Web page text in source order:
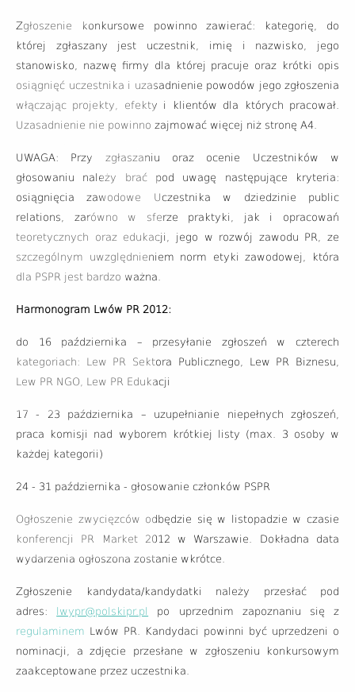
Zgłoszenie konkursowe powinno zawierać: kategorię, do
której zgłaszany jest uczestnik, imię i nazwisko, jego
stanowisko, nazwę firmy dla której pracuje oraz krótki opis
osiągnięć uczestnika i uzasadnienie powodów jego zgłoszenia
włączając projekty, efekty i klientów dla których pracował.
Uzasadnienie nie powinno zajmować więcej niż stronę A4.
UWAGA: Przy zgłaszaniu oraz ocenie Uczestników w
głosowaniu należy brać pod uwagę następujące kryteria:
osiągnięcia zawodowe Uczestnika w dziedzinie public
relations, zarówno w sferze praktyki, jak i opracowań
teoretycznych oraz edukacji, jego w rozwój zawodu PR, ze
szczególnym uwzględnieniem norm etyki zawodowej, która
dla PSPR jest bardzo ważna.
Harmonogram Lwów PR 2012:
do 16 października – przesyłanie zgłoszeń w czterech
kategoriach: Lew PR Sektora Publicznego, Lew PR Biznesu,
Lew PR NGO, Lew PR Edukacji
17 - 23 października – uzupełnianie niepełnych zgłoszeń,
praca komisji nad wyborem krótkiej listy (max. 3 osoby w
każdej kategorii)
24 - 31 października - głosowanie członków PSPR
Ogłoszenie zwycięzców odbędzie się w listopadzie w czasie
konferencji PR Market 2012 w Warszawie. Dokładna data
wydarzenia ogłoszona zostanie wkrótce.
Zgłoszenie kandydata/kandydatki należy przesłać pod
adres:
lwypr@polskipr.pl
po uprzednim zapoznaniu się z
regulaminem Lwów PR. Kandydaci powinni być uprzedzeni o
nominacji, a zdjęcie przesłane w zgłoszeniu konkursowym
zaakceptowane przez uczestnika.